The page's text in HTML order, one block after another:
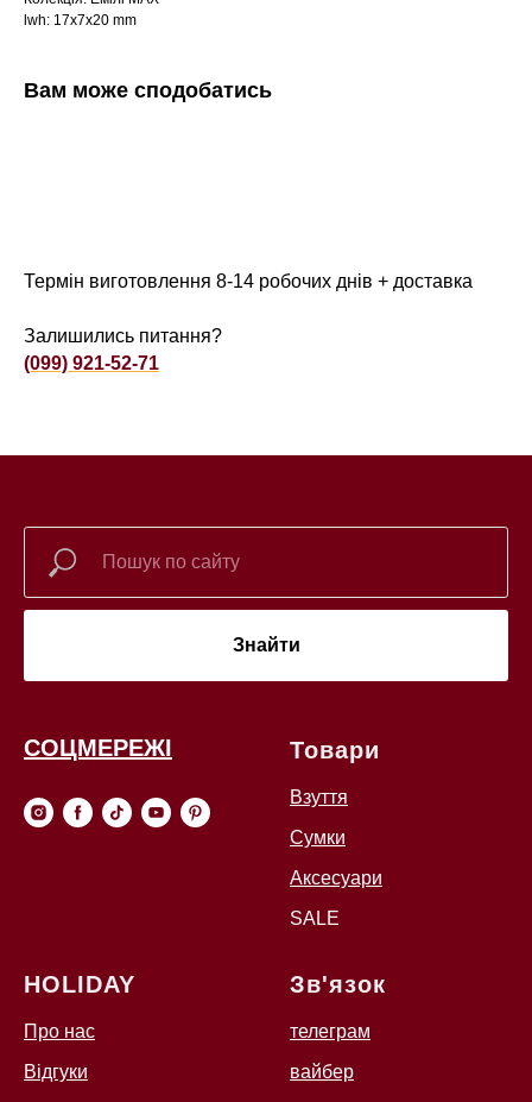
lwh: 17x7x20 mm
Вам може сподобатись
Термін виготовлення 8-14 робочих днів + доставка
Залишились питання?
(099) 921-52-71
Знайти
СОЦМЕРЕЖІ Товари
Взуття
Сумки
Аксесуари
SALE
HOLIDAY
Про нас
Відгуки
Зв'язок
телеграм
вайбер